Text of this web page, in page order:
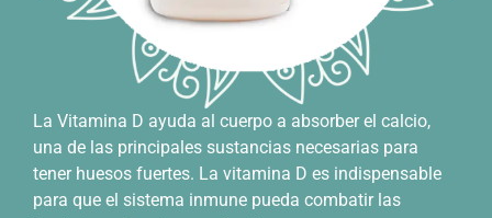
La Vitamina D ayuda al cuerpo a absorber el calcio,
una de las principales sustancias necesarias para
tener huesos fuertes. La vitamina D es indispensable
para que el sistema inmune pueda combatir las